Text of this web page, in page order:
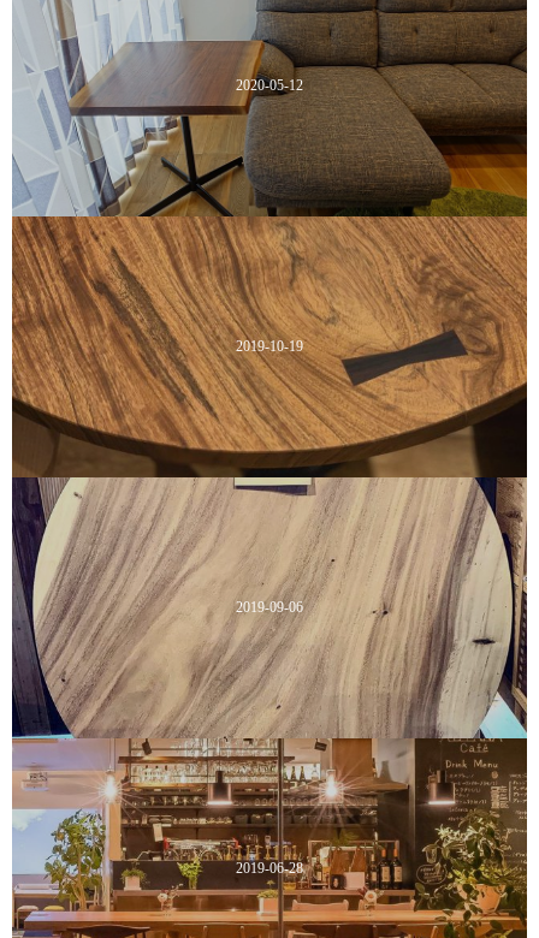
2020-05-12
2019-10-19
2019-09-06
2019-06-28